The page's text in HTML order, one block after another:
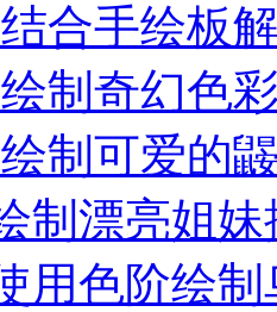
结合手绘板
绘制奇幻色
绘制可爱的
制漂亮姐妹
用色阶绘制